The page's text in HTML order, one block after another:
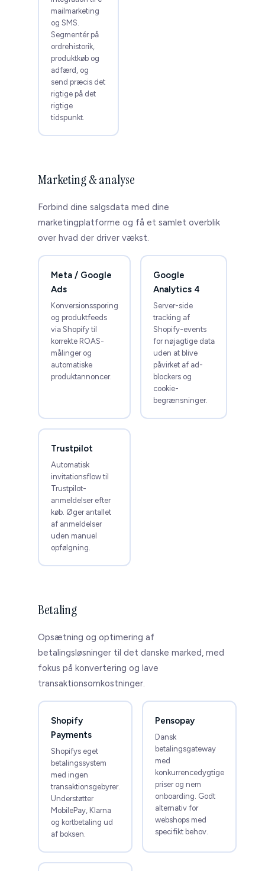
mailmarketing
og SMS.
Segmentér på
ordrehistorik,
produktkøb og
adfærd, og
send præcis det
rigtige på det
rigtige
tidspunkt.
Marketing & analyse
Forbind dine salgsdata med dine
marketingplatforme og få et samlet overblik
over hvad der driver vækst.
Meta / Google
Ads
Konversionssporing
og produktfeeds
via Shopify til
korrekte ROAS-
målinger og
automatiske
produktannoncer.
Google
Analytics 4
Server-side
tracking af
Shopify-events
for nøjagtige data
uden at blive
påvirket af ad-
blockers og
cookie-
begrænsninger.
Trustpilot
Automatisk
invitationsflow til
Trustpilot-
anmeldelser efter
køb. Øger antallet
af anmeldelser
uden manuel
opfølgning.
Betaling
Opsætning og optimering af
betalingsløsninger til det danske marked, med
fokus på konvertering og lave
transaktionsomkostninger.
Shopify
Payments
Shopifys eget
betalingssystem
med ingen
transaktionsgebyrer.
Understøtter
MobilePay, Klarna
og kortbetaling ud
af boksen.
Pensopay
Dansk
betalingsgateway
med
konkurrencedygtige
priser og nem
onboarding. Godt
alternativ for
webshops med
specifikt behov.